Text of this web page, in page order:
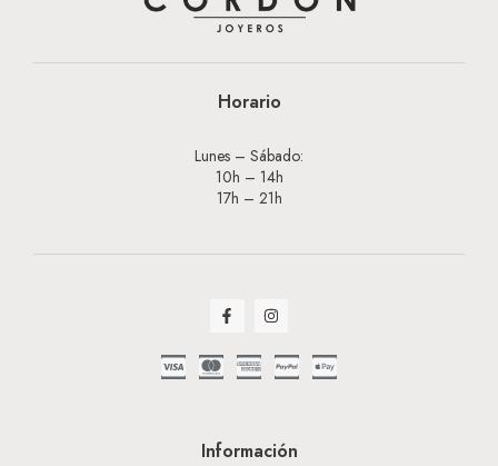
Horario
Lunes – Sábado:
10h – 14h
17h – 21h
Información